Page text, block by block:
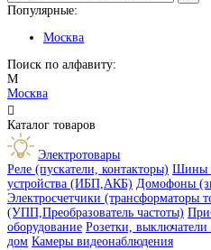
Популярные:
Москва
Поиск по алфавиту:
М
Москва

Каталог товаров
Электротовары
Реле (пускатели, контакторы) Шины
устройства (ИБП,АКБ) Домофоны
Электросчетчики (трансформаторы
(УПП,Преобразователь частоты)
оборудование Розетки,
дом Камеры видеонаблюдения